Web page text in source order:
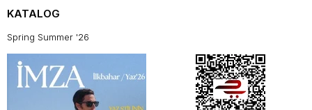
KATALOG
Spring Summer '26